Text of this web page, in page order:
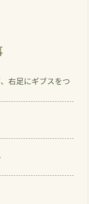
右足にギブスをつ